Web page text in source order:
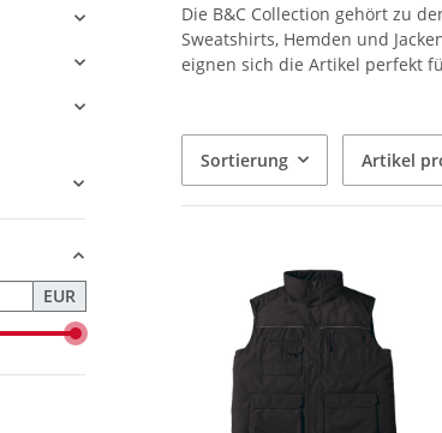
Die B&C Collection gehört zu
Sweatshirts, Hemden und
eignen sich die Artikel perfekt
Sortierung Artikel
EUR